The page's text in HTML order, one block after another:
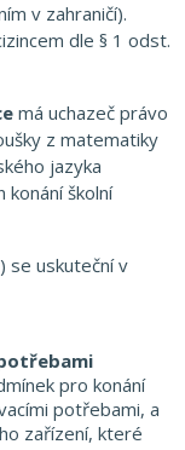
v zahraničí).
dle § 1 odst.
má uchazeč právo
z matematiky
jazyka
školní
se uskuteční v
pro konání
potřebami, a
zařízení, které